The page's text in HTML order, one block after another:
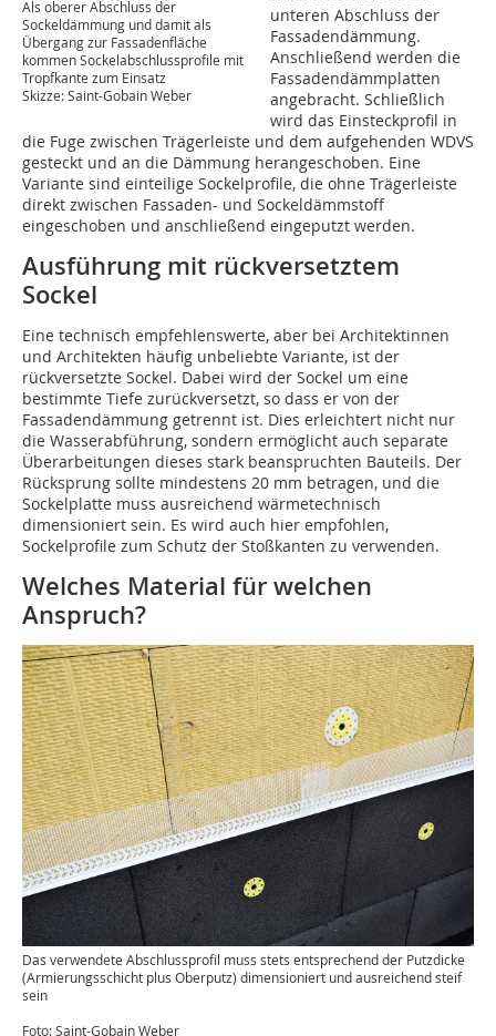
Als oberer Abschluss der
Sockeldämmung und damit als
Übergang zur Fassadenfläche
kommen Sockelabschlussprofile mit
Tropfkante zum Einsatz
Skizze: Saint-Gobain Weber
unteren Abschluss der
Fassadendämmung.
Anschließend werden die
Fassadendämmplatten
angebracht. Schließlich
wird das Einsteckprofil in
die Fuge zwischen Trägerleiste und dem aufgehenden WDVS
gesteckt und an die Dämmung herangeschoben. Eine
Variante sind einteilige Sockelprofile, die ohne Trägerleiste
direkt zwischen Fassaden- und Sockeldämmstoff
eingeschoben und anschließend eingeputzt werden.
Ausführung mit rückversetztem
Sockel
Eine technisch empfehlenswerte, aber bei Architektinnen
und Architekten häufig unbeliebte Variante, ist der
rückversetzte Sockel. Dabei wird der Sockel um eine
bestimmte Tiefe zurückversetzt, so dass er von der
Fassadendämmung getrennt ist. Dies erleichtert nicht nur
die Wasserabführung, sondern ermöglicht auch separate
Überarbeitungen dieses stark beanspruchten Bauteils. Der
Rücksprung sollte mindestens 20 mm betragen, und die
Sockelplatte muss ausreichend wärmetechnisch
dimensioniert sein. Es wird auch hier empfohlen,
Sockelprofile zum Schutz der Stoßkanten zu verwenden.
Welches Material für welchen
Anspruch?
Das verwendete Abschlussprofil muss stets entsprechend der Putzdicke
(Armierungsschicht plus Oberputz) dimensioniert und ausreichend steif
sein
Foto: Saint-Gobain Weber